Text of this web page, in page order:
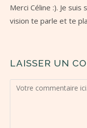
Merci Céline :). Je
vision te parle et te
LAISSER UN